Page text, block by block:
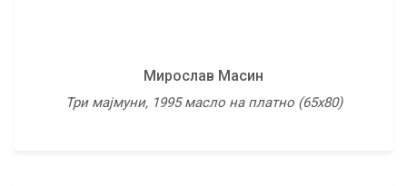
Мирослав Масин
Три мајмуни, 1995 масло на платно (65х80)
Непознат автор
Композиција, 1971 масло на платно (111х120)